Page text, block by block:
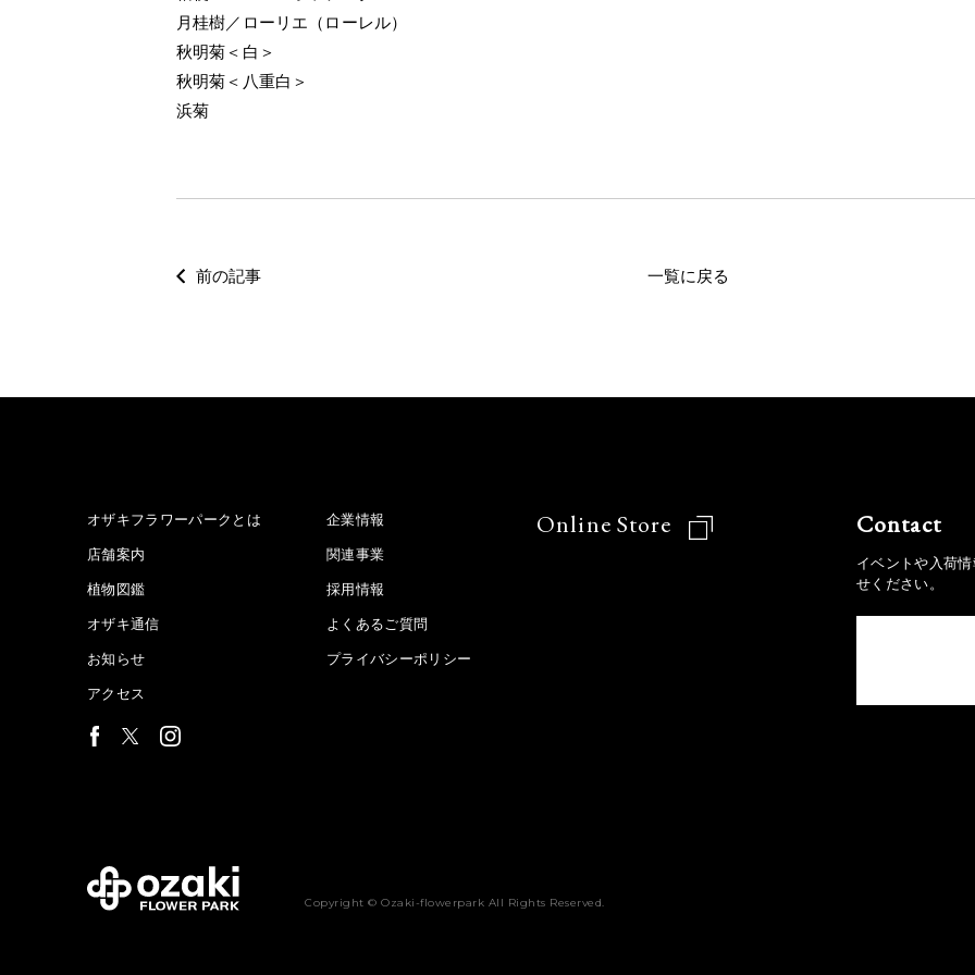
月桂樹／ローリエ（ローレル）
秋明菊＜白＞
秋明菊＜八重白＞
浜菊
前の記事 一覧に戻る
オザキフラワーパークとは
店舗案内
植物図鑑
オザキ通信
お知らせ
アクセス
企業情報
関連事業
採用情報
よくあるご質問
プライバシーポリシー
Online Store Contact
イベントや入荷
せください。
Copyright © Ozaki-flowerpark All Rights Reserved.